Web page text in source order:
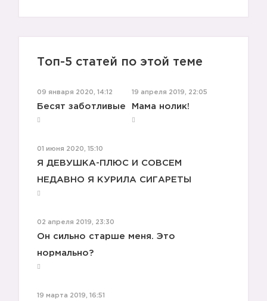
Топ-5 статей по этой теме
09 января 2020, 14:12
Бесят заботливые
19 апреля 2019, 22:05
Мама нолик!
01 июня 2020, 15:10
Я ДЕВУШКА-ПЛЮС И СОВСЕМ
НЕДАВНО Я КУРИЛА СИГАРЕТЫ
02 апреля 2019, 23:30
Он сильно старше меня. Это
нормально?
19 марта 2019, 16:51